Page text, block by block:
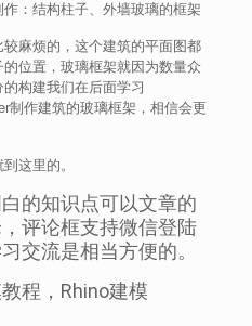
：结构柱子、外墙玻璃的框架
麻烦的，这个建筑的平面图都
位置，玻璃框架就因为数量众
构建我们在后面学习
制作建筑的玻璃框架，相信会更
这里的。
的知识点可以文章的
评论框支持微信登陆
交流是相当方便的。
程，Rhino建模